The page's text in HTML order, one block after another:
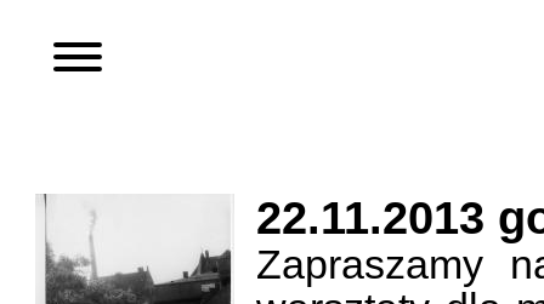
22.11.2013
Zapraszamy